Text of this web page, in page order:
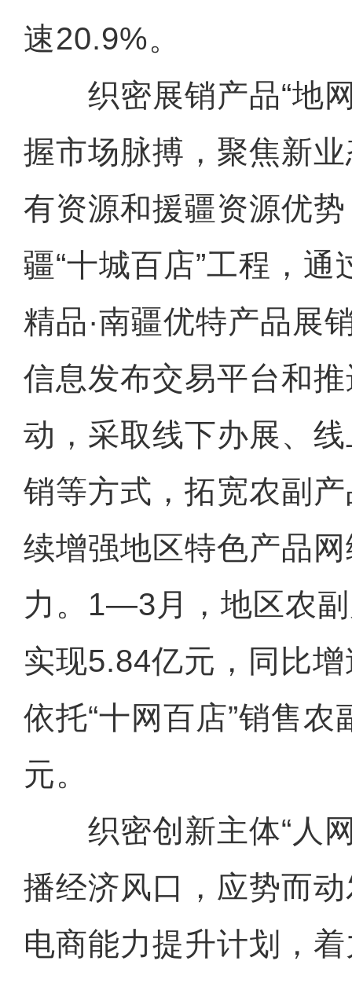
速20.9%。
织密展销产品“地网
握市场脉搏，聚焦新
有资源和援疆资源优
疆“十城百店”工程，
精品·南疆优特产品展
信息发布交易平台和推
动，采取线下办展、
销等方式，拓宽农副
续增强地区特色产品
力。1—3月，地区农
实现5.84亿元，同比
依托“十网百店”销售
元。
织密创新主体“人网
播经济风口，应势而
电商能力提升计划，